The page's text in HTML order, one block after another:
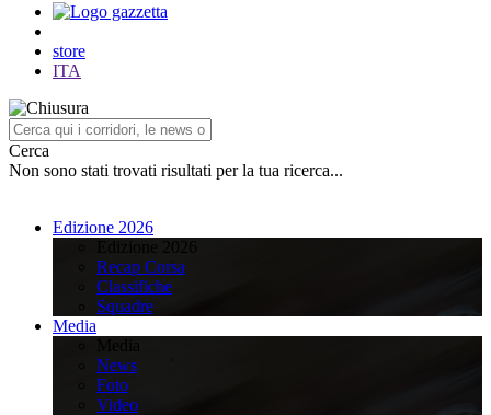
store
ITA
Cerca
Non sono stati trovati risultati per la tua ricerca...
Edizione 2026
Recap Corsa
Classifiche
Squadre
Media
News
Foto
Video